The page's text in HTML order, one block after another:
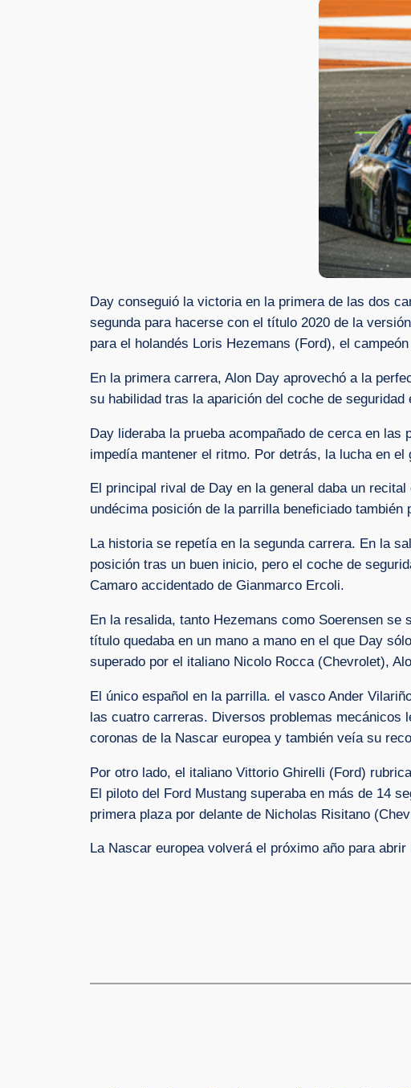
Day conseguió la victoria en la primera de las dos
segunda para hacerse con el título 2020 de la
para el holandés Loris Hezemans (Ford), el
En la primera carrera, Alon Day aprovechó a la
su habilidad tras la aparición del coche de
Day lideraba la prueba acompañado de cerca en
impedía mantener el ritmo. Por detrás, la lucha en
El principal rival de Day en la general daba un
undécima posición de la parrilla beneficiado
La historia se repetía en la segunda carrera. En la
posición tras un buen inicio, pero el coche de
Camaro accidentado de Gianmarco Ercoli.
En la resalida, tanto Hezemans como Soerensen
título quedaba en un mano a mano en el que Day
superado por el italiano Nicolo Rocca (Chevrolet),
El único español en la parrilla. el vasco Ander
las cuatro carreras. Diversos problemas mecánicos
coronas de la Nascar europea y también veía su
Por otro lado, el italiano Vittorio Ghirelli (Ford)
El piloto del Ford Mustang superaba en más de 14
primera plaza por delante de Nicholas Risitano
La Nascar europea volverá el próximo año para